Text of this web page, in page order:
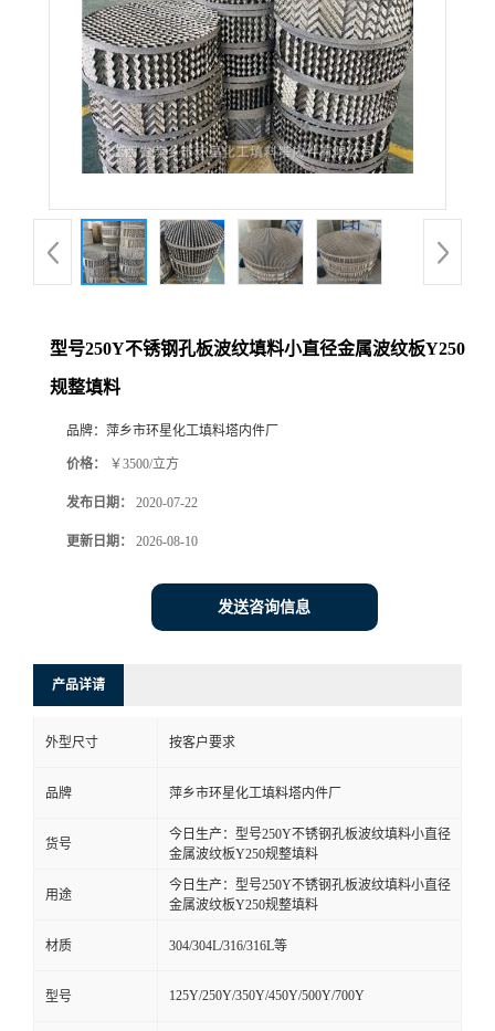
型号250Y不锈钢孔板波纹填料小直径金属波纹板Y250
规整填料
品牌： 萍乡市环星化工填料塔内件厂
价格： ￥3500/立方
发布日期： 2020-07-22
更新日期： 2026-08-10
发送咨询信息
产品详请
外型尺寸 按客户要求
品牌 萍乡市环星化工填料塔内件厂
货号
今日生产：型号250Y不锈钢孔板波纹填料小直径
金属波纹板Y250规整填料
用途
今日生产：型号250Y不锈钢孔板波纹填料小直径
金属波纹板Y250规整填料
材质 304/304L/316/316L等
型号 125Y/250Y/350Y/450Y/500Y/700Y